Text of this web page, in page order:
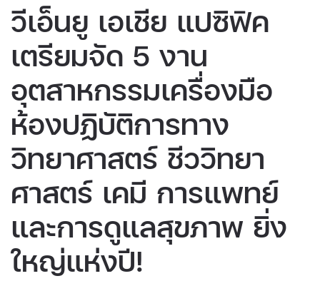
วีเอ็นยู เอเชีย แปซิฟิค
เตรียมจัด 5 งาน
อุตสาหกรรมเครื่องมือ
ห้องปฏิบัติการทาง
วิทยาศาสตร์ ชีววิทยา
ศาสตร์ เคมี การแพทย์
และการดูแลสุขภาพ ยิ่ง
ใหญ่แห่งปี!